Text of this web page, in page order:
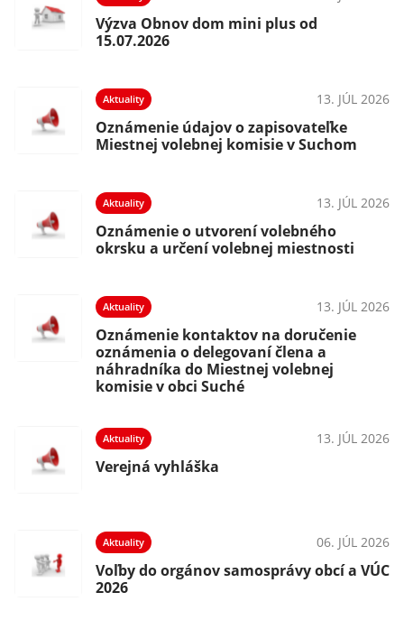
Výzva Obnov dom mini plus od
15.07.2026
Aktuality 13. JÚL 2026
Oznámenie údajov o zapisovateľke
Miestnej volebnej komisie v Suchom
Aktuality 13. JÚL 2026
Oznámenie o utvorení volebného
okrsku a určení volebnej miestnosti
Aktuality 13. JÚL 2026
Oznámenie kontaktov na doručenie
oznámenia o delegovaní člena a
náhradníka do Miestnej volebnej
komisie v obci Suché
Aktuality 13. JÚL 2026
Verejná vyhláška
Aktuality 06. JÚL 2026
Voľby do orgánov samosprávy obcí a VÚC
2026